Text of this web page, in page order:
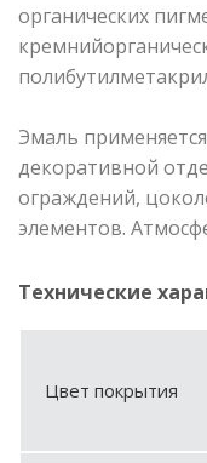
органических
Эмаль
декоративной
ограждений,
элементов.
Технические
Цвет покрытия